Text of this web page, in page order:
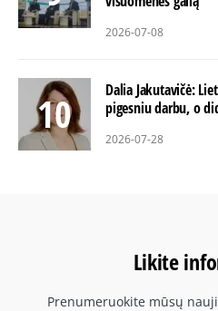
2026-07-08
Dalia Jakutavičė:
pigesniu darbu, o
2026-07-28
Likite
Prenumeruokite mūsų